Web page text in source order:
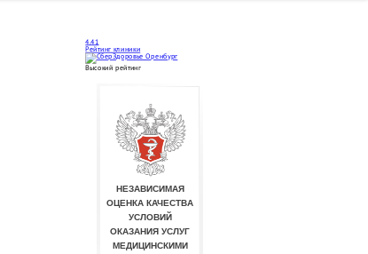
4.41
Рейтинг клиники
Высокий рейтинг